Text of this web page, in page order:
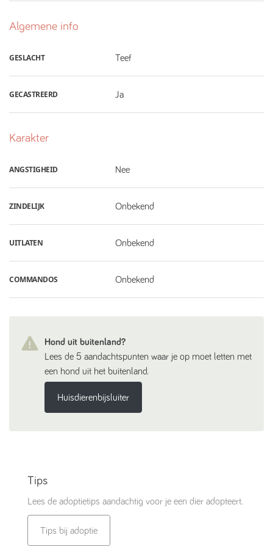
Algemene info
GESLACHT Teef
GECASTREERD Ja
Karakter
ANGSTIGHEID Nee
ZINDELIJK Onbekend
UITLATEN Onbekend
COMMANDOS Onbekend
Hond uit buitenland?
Lees de 5 aandachtspunten waar je op moet letten met
een hond uit het buitenland.
Huisdierenbijsluiter
Tips
Lees de adoptietips aandachtig voor je een dier adopteert.
Tips bij adoptie